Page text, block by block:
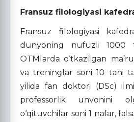
Fransuz filologiyasi
Fransuz filologiyasi
dunyoning nufuzli 1000
OTMlarda o‘tkazilgan
va treninglar soni 10 tani
yilida fan doktori (DSc)
professorlik unvonini
o‘qituvchilar soni 1 nafar,